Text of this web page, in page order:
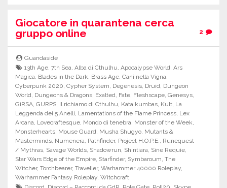
Giocatore in quarantena cerca
gruppo online
2
Guandaside
13th Age,7th Sea,Alba di Cthulhu,Apocalypse World,Ars
Magica, Blades in the Dark, Brass Age, Cani nella Vigna,
Cyberpunk 2020, Cypher System, Degenesis, Druid, Dungeon
World, Dungeons & Dragons, Exalted, Fate, Fleshscape, Genesys,
GiRSA, GURPS, Il richiamo di Cthulhu, Kata kumbas, Kult, La
Leggenda dei 5 Anelli, Lamentations of the Flame Princess, Lex
Arcana, Lovecraftesque, Mondo di tenebra, Monster of the Week,
Monsterhearts, Mouse Guard, Musha Shugyo, Mutants &
Masterminds, Numenera, Pathfinder, Project H.O.P.E., Runequest
/ Mythras, Savage Worlds, Shadowrun, Shintiara, Sine Requie,
Star Wars Edge of the Empire, Starfinder, Symbaroum, The
Witcher, Torchbearer, Traveller, Warhammer 40000 Roleplay,
Warhammer Fantasy Roleplay, Witchcraft